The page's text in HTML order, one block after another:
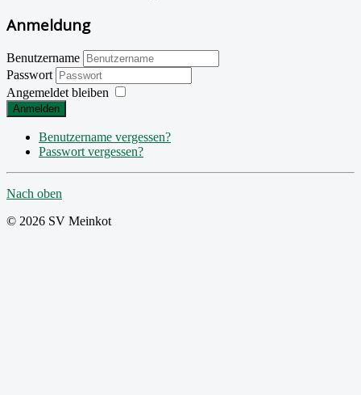
Anmeldung
Benutzername
Passwort
Angemeldet bleiben
Anmelden
Benutzername vergessen?
Passwort vergessen?
Nach oben
© 2026 SV Meinkot